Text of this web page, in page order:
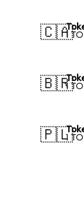
🇨🇦
1
🇧🇷
1
🇵🇱
1